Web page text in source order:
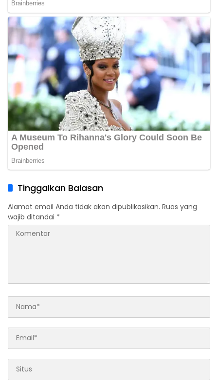
Tinggalkan Balasan
Alamat email Anda tidak akan dipublikasikan. Ruas yang
wajib ditandai *